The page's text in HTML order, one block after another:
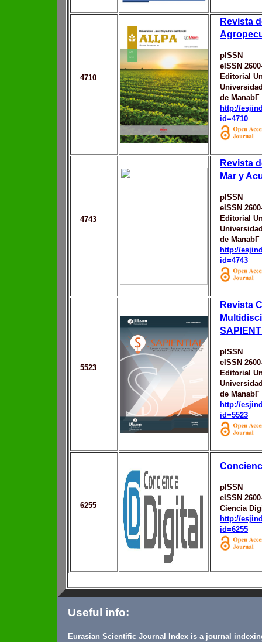
4710
Revista
pISSN
eISSN
Editorial
de ManabГ­
http://
id=4710
4743
Revista
Mar y
pISSN
eISSN
Editorial
de ManabГ­
http://
id=4743
5523
Revista
pISSN
eISSN
Editorial
de ManabГ­
http://
id=5523
6255
pISSN
eISSN
Ciencia
http://
id=6255
Useful info:
Eurasian Scientific Journal Index is a journal